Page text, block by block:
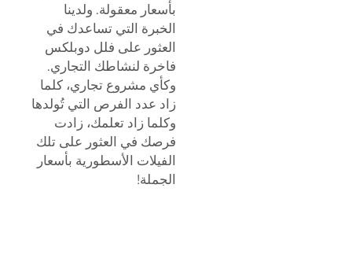
بأسعار معقولة. ولدينا
الخبرة التي تساعدك في
العثور على فلل دوبلكس
فاخرة لنشاطك التجاري.
وكأي مشروع تجاري، كلما
زاد عدد الفرص التي تُولدها
وكلما زاد تعلمك، زادت
فرصك في العثور على تلك
الفيلات الأسطورية بأسعار
الجملة!